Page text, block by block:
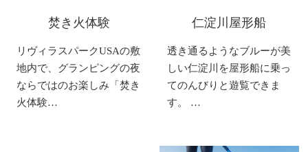
焚き火体験
リヴィラスパークUSAの敷
地内で、グランピングの夜
ならではのお楽しみ「焚き
火体験…
仁淀川屋形船
透き通るようなブルーが美
しい仁淀川を屋形船に乗っ
てのんびりと遊覧できま
す。 …